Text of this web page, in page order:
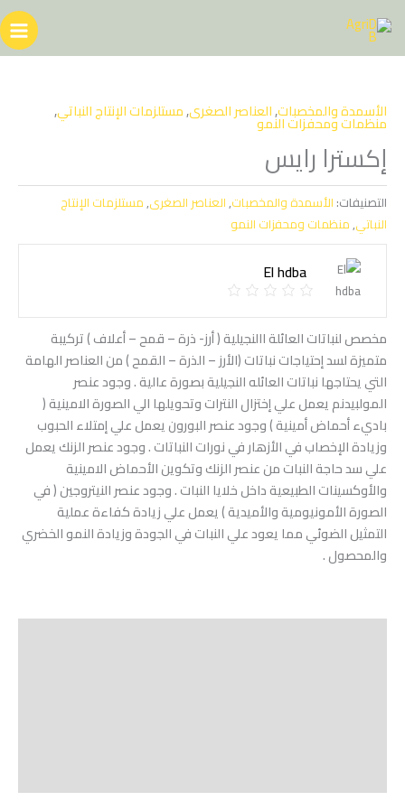
إلى
المحتوى
الأسمدة والمخصبات,العناصر الصغرى,مستلزمات الإنتاج النباتي,
منظمات ومحفزات النمو
إكسترا رايس
التصنيفات: الأسمدة والمخصبات,العناصر الصغرى,مستلزمات الإنتاج
النباتي,منظمات ومحفزات النمو
El hdba
مخصص لنباتات العائلة االنجيلية ( أرز- ذرة – قمح – أعلاف ) تركيبة
متميزة لسد إحتياجات نباتات (الأرز – الذرة – القمح ) من العناصر الهامة
التي يحتاجها نباتات العائله النجيلية بصورة عالية . وجود عنصر
المولبيدنم يعمل علي إختزال النترات وتحويلها الي الصورة الامينية (
باديء أحماض أمينية ) وجود عنصر البورون يعمل علي إمتلاء الحبوب
وزيادة الإخصاب في الأزهار في نورات النباتات . وجود عنصر الزنك يعمل
علي سد حاجة النبات من عنصر الزنك وتكوين الأحماض الامينية
والأوكسينات الطبيعية داخل خلايا النبات . وجود عنصر النيتروجين ( في
الصورة الأمونيومية والأميدية ) يعمل علي زيادة كفاءة عملية
التمثيل الضوئي مما يعود علي النبات في الجودة وزيادة النمو الخضري
والمحصول .